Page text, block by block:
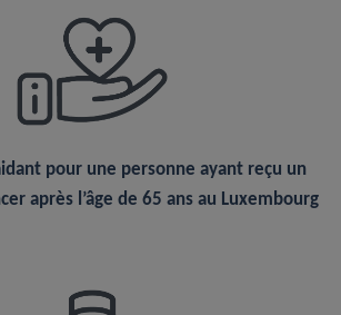
pour une personne ayant reçu un
après l’âge de 65 ans au Luxembourg